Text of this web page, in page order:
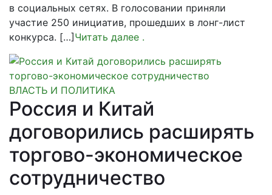
в социальных сетях. В голосовании приняли
участие 250 инициатив, прошедших в лонг-лист
конкурса. […] Читать далее .
ВЛАСТЬ И ПОЛИТИКА
Россия и Китай
договорились расширять
торгово-экономическое
сотрудничество